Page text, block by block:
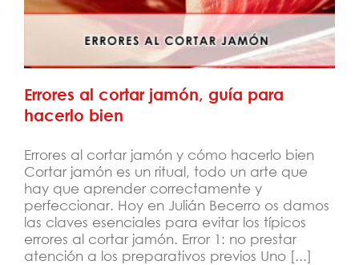
Errores al cortar jamón, guía para
hacerlo bien
Errores al cortar jamón y cómo hacerlo bien
Cortar jamón es un ritual, todo un arte que
hay que aprender correctamente y
perfeccionar. Hoy en Julián Becerro os damos
las claves esenciales para evitar los típicos
errores al cortar jamón. Error 1: no prestar
atención a los preparativos previos Uno [...]